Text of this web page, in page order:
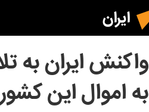
ایران
واکنش ایران به
به اموال این